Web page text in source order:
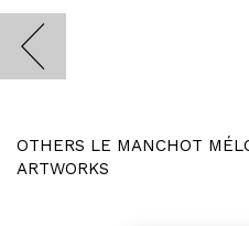
OTHERS LE MANCHOT
ARTWORKS